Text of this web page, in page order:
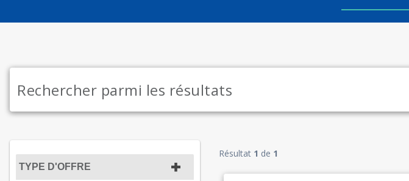
TYPE D'OFFRE
Résultat 1 de 1